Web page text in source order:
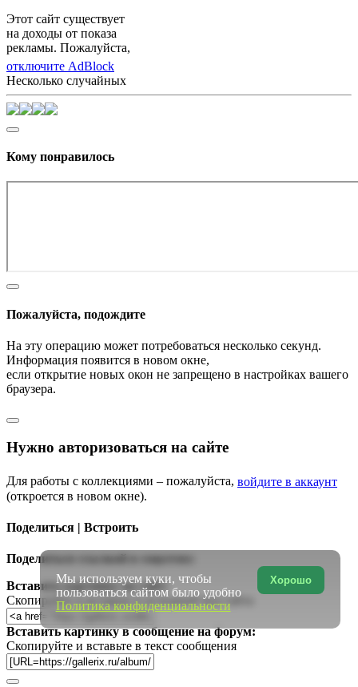
Этот сайт существует
на доходы от показа
рекламы. Пожалуйста,
отключите AdBlock
Несколько случайных
Кому понравилось
Пожалуйста, подождите
На эту операцию может потребоваться несколько секунд.
Информация появится в новом окне,
если открытие новых окон не запрещено в настройках вашего
браузера.
Нужно авторизоваться на сайте
Для работы с коллекциями – пожалуйста, войдите в аккаунт
(откроется в новом окне).
Поделиться | Встроить
Поделиться ссылкой в соцсетях:
Вставить картинку на сайт:
Скопируйте и вставьте в исходный код сайта
Вставить картинку в сообщение на форум:
Скопируйте и вставьте в текст сообщения
Хорошо
Мы используем куки, чтобы
пользоваться сайтом было удобно
Политика конфиденциальности